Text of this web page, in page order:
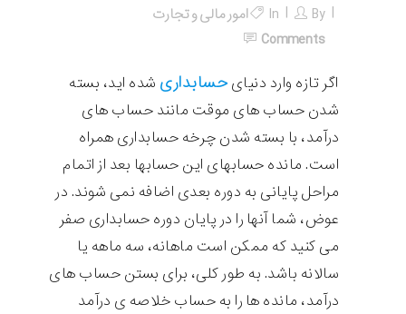
By
In
امور مالی و تجارت
Comments
اگر تازه وارد دنیای حسابداری شده اید، بسته
شدن حساب های موقت مانند حساب های
درآمد، با بسته شدن چرخه حسابداری همراه
است. مانده حسابهای این حسابها بعد از اتمام
مراحل پایانی به دوره بعدی اضافه نمی شوند. در
عوض، شما آنها را در پایان دوره حسابداری صفر
می کنید که ممکن است ماهانه، سه ماهه یا
سالانه باشد. به طور کلی، برای بستن حساب های
درآمد، مانده ها را به حساب خلاصه ی درآمد